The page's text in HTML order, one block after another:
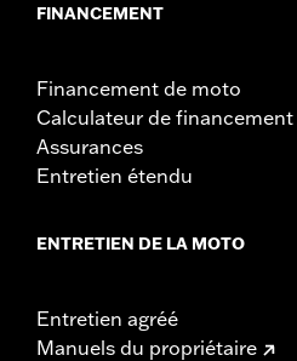
FINANCEMENT
Financement de moto
Calculateur de financement
Assurances
Entretien étendu
ENTRETIEN DE LA MOTO
Entretien agréé
Manuels du propriétaire